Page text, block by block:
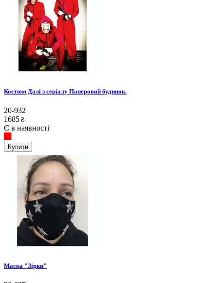
Костюм Далі з серіалу Паперовий будинок.
20-932
1685 ₴
Є в наявності
Купити
Маска "Зірки"